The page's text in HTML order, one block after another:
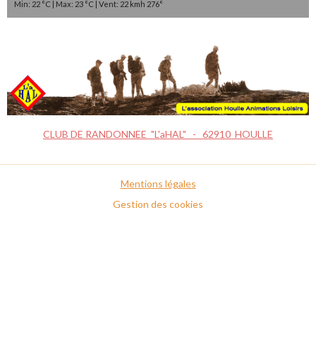
Min: 22 °C | Max: 23 °C | Vent: 22 kmh 276°
CLUB DE RANDONNEE "L'aHAL" - 62910 HOULLE
Mentions légales
Gestion des cookies